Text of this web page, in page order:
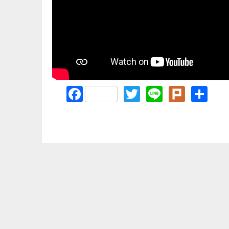
FacebookTwitter
LinePlurk